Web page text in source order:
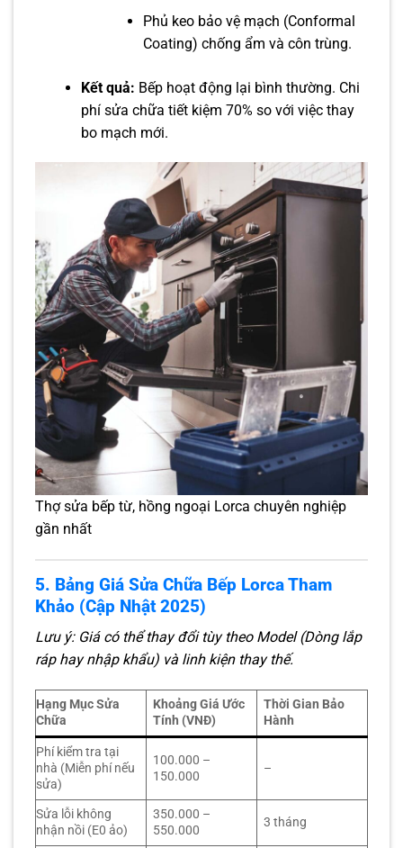
Phủ keo bảo vệ mạch (Conformal
Coating) chống ẩm và côn trùng.
Kết quả: Bếp hoạt động lại bình thường. Chi
phí sửa chữa tiết kiệm 70% so với việc thay
bo mạch mới.
Thợ sửa bếp từ, hồng ngoại Lorca chuyên nghiệp
gần nhất
5. Bảng Giá Sửa Chữa Bếp Lorca Tham
Khảo (Cập Nhật 2025)
Lưu ý: Giá có thể thay đổi tùy theo Model (Dòng lắp
ráp hay nhập khẩu) và linh kiện thay thế.
Hạng Mục Sửa
Chữa
Khoảng Giá Ước
Tính (VNĐ)
Thời Gian Bảo
Hành
Phí kiểm tra tại
nhà (Miễn phí nếu
sửa)
100.000 –
150.000
–
Sửa lỗi không
nhận nồi (E0 ảo)
350.000 –
550.000
3 tháng